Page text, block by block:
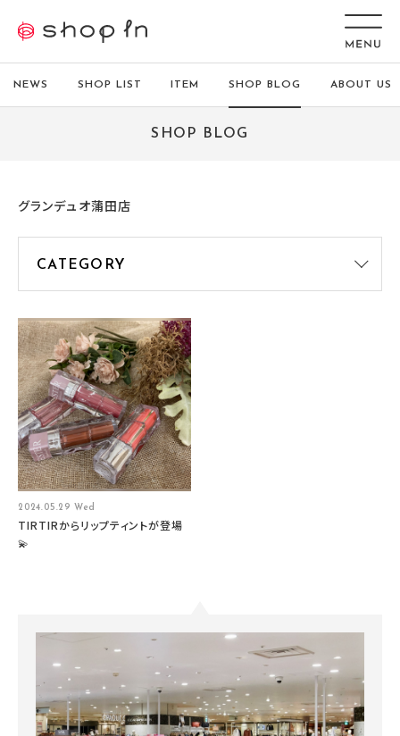
NEWS SHOP LIST ITEM SHOP BLOG ABOUT US
SHOP BLOG
グランデュオ蒲田店
2024.05.29 Wed
TIRTIRからリップティントが登場
💫